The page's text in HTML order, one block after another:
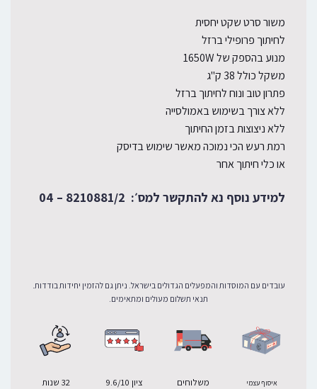
משור סרט שקט יחסית
לחיתוך פרופילי ברזל
מנוע בהספק של 1650W
משקל כולל 38 ק"ג
פתרון טוב ונוח לחיתוך ברזל
ללא צורך בשימוש באמולסייה
ללא ניצוצות בזמן החיתוך
רמת רעש הכי נמוכה מאשר שימוש בדיסק
או כלי חיתוך אחר
למידע נוסף נא להתקשר למס׳:
עובדים עם המוסדות והמפעלים הגדולים בישראל. ניתן גם להזמין יחידות בודדות.
תנאי תשלום מעולים ומתאימים.
איסוף עצמי
משלוחים
ציון 9.6/10
32 שנות